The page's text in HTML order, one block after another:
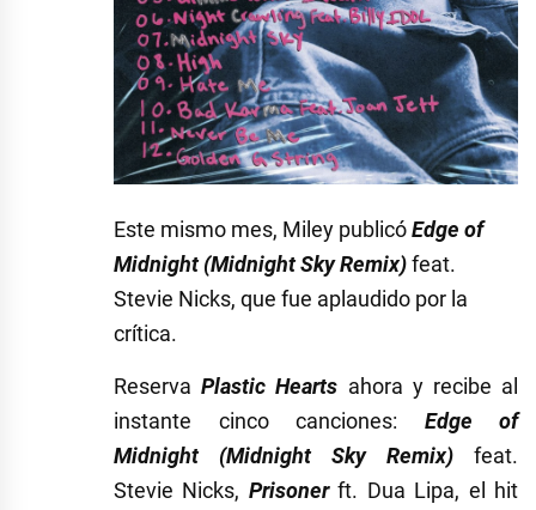
Este mismo mes, Miley publicóEdge of
Midnight (Midnight Sky Remix)feat.
Stevie Nicks, que fue aplaudido por la
crítica.
ReservaPlastic Hearts ahora y recibe al
instante cinco canciones: Edge of
Midnight (Midnight Sky Remix) feat.
Stevie Nicks, Prisoner ft. Dua Lipa, el hit